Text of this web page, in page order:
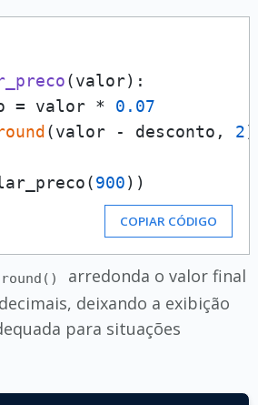
(valor):
= valor *
0.07
(valor - desconto, 2)
900
COPIAR CÓDIGO
round()
arredonda o valor final
deixando a exibição
para situações